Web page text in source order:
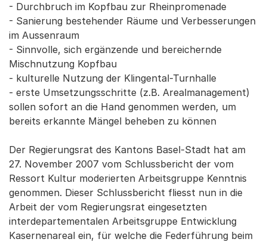
- Durchbruch im Kopfbau zur Rheinpromenade
- Sanierung bestehender Räume und Verbesserungen
im Aussenraum
- Sinnvolle, sich ergänzende und bereichernde
Mischnutzung Kopfbau
- kulturelle Nutzung der Klingental-Turnhalle
- erste Umsetzungsschritte (z.B. Arealmanagement)
sollen sofort an die Hand genommen werden, um
bereits erkannte Mängel beheben zu können
Der Regierungsrat des Kantons Basel-Stadt hat am
27. November 2007 vom Schlussbericht der vom
Ressort Kultur moderierten Arbeitsgruppe Kenntnis
genommen. Dieser Schlussbericht fliesst nun in die
Arbeit der vom Regierungsrat eingesetzten
interdepartementalen Arbeitsgruppe Entwicklung
Kasernenareal ein, für welche die Federführung beim